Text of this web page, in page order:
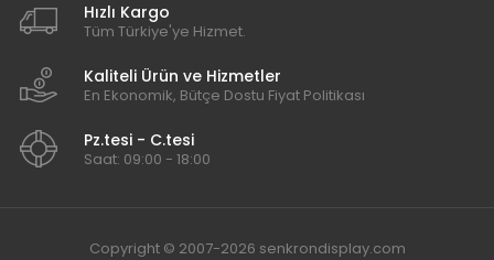
Hızlı Kargo
Tüm Türkiye'ye Hizmet.
Kaliteli Ürün ve Hizmetler
En Ekonomik, Bütçe Dostu Fiyat Politikası
Pz.tesi - C.tesi
Saat: 09:00 - 18:00
Copyright © 2007-2026 senkrondisplay.com